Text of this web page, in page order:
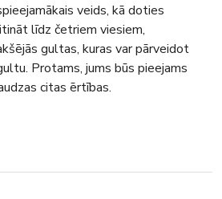
veids, kā doties
līdz četriem viesiem,
gultas, kuras var pārveidot
Protams, jums būs pieejams
citas ērtības.